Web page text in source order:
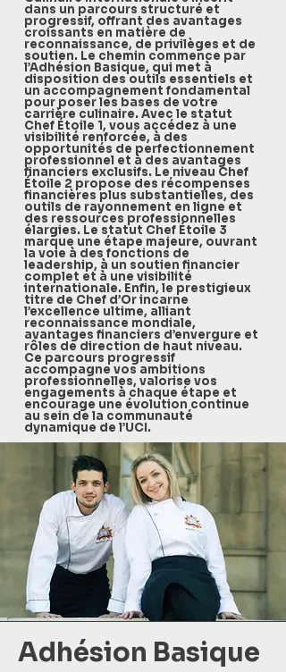
dans un parcours structuré et
progressif, offrant des avantages
croissants en matière de
reconnaissance, de privilèges et de
soutien. Le chemin commence par
l’Adhésion Basique, qui met à
disposition des outils essentiels et
un accompagnement fondamental
pour poser les bases de votre
carrière culinaire. Avec le statut
Chef Étoile 1, vous accédez à une
visibilité renforcée, à des
opportunités de perfectionnement
professionnel et à des avantages
financiers exclusifs. Le niveau Chef
Étoile 2 propose des récompenses
financières plus substantielles, des
outils de rayonnement en ligne et
des ressources professionnelles
élargies. Le statut Chef Étoile 3
marque une étape majeure, ouvrant
la voie à des fonctions de
leadership, à un soutien financier
complet et à une visibilité
internationale. Enfin, le prestigieux
titre de Chef d’Or incarne
l’excellence ultime, alliant
reconnaissance mondiale,
avantages financiers d’envergure et
rôles de direction de haut niveau.
Ce parcours progressif
accompagne vos ambitions
professionnelles, valorise vos
engagements à chaque étape et
encourage une évolution continue
au sein de la communauté
dynamique de l’UCI.
Adhésion Basique